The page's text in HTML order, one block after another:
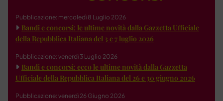
Pubblicazione: mercoledì 8 Luglio 2026
Bandi e concorsi: le ultime novità dalla Gazzetta Ufficiale
della Repubblica Italiana del 3 e 7 luglio 2026
Pubblicazione: venerdì 3 Luglio 2026
Bandi e concorsi: ecco le ultime novità dalla Gazzetta
Ufficiale della Repubblica Italiana del 26 e 30 giugno 2026
Pubblicazione: venerdì 26 Giugno 2026